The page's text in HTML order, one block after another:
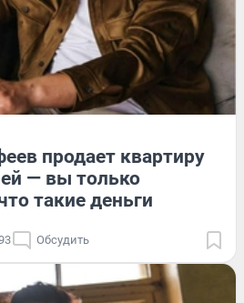
продает квартиру
— вы только
такие деньги
Обсудить